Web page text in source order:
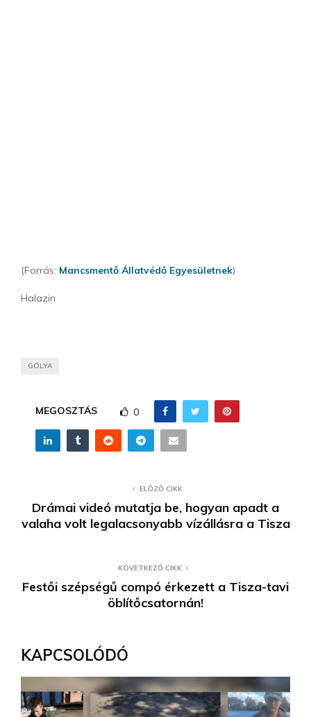
(Forrás: Mancsmentő Állatvédő Egyesületnek)
Halazin
GÓLYA
MEGOSZTÁS 0
ELŐZŐ CIKK
Drámai videó mutatja be, hogyan apadt a
valaha volt legalacsonyabb vízállásra a Tisza
KÖVETKEZŐ CIKK
Festői szépségű compó érkezett a Tisza-tavi
öblítőcsatornán!
KAPCSOLÓDÓ